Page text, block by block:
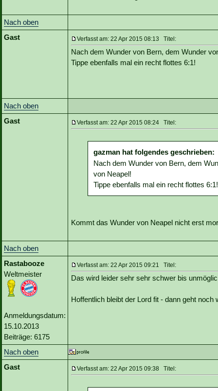
Nach oben
Gast
Verfasst am: 22 Apr 2015 08:13 Titel:
Nach dem Wunder von Bern, dem Wunder
Tippe ebenfalls mal ein recht flottes 6:1!
Nach oben
Gast
Verfasst am: 22 Apr 2015 08:24 Titel:
gazman hat folgendes geschrieben:
Nach dem Wunder von Bern, dem
von Neapel!
Tippe ebenfalls mal ein recht flottes 6:1!
Kommt das Wunder von Neapel nicht erst
Nach oben
Rastabooze
Weltmeister
Anmeldungsdatum:
15.10.2013
Beiträge: 6175
Verfasst am: 22 Apr 2015 09:21 Titel:
Das wird leider sehr sehr schwer bis
Hoffentlich bleibt der Lord fit - dann geht noch
Nach oben
Gast
Verfasst am: 22 Apr 2015 09:38 Titel: